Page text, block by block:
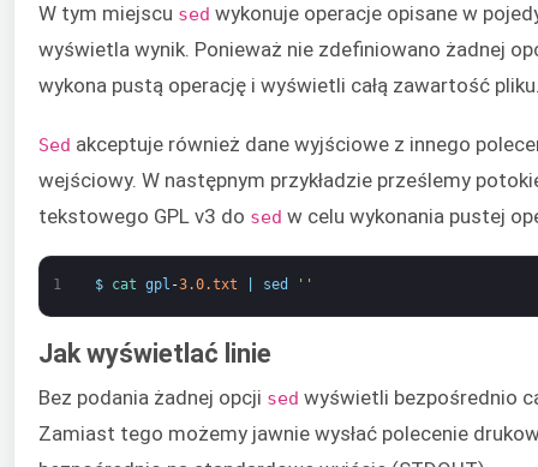
W tym miejscu sed wykonuje operacje opisane w
wyświetla wynik. Ponieważ nie zdefiniowano żadnej
wykona pustą operację i wyświetli całą zawartość
Sed akceptuje również dane wyjściowe z innego
wejściowy. W następnym przykładzie prześlemy
tekstowego GPL v3 do sed w celu wykonania pustej
1 $ cat gpl -3.0.txt sed ''
Jak wyświetlać linie
Bez podania żadnej opcji sed wyświetli bezpośrednio
Zamiast tego możemy jawnie wysłać polecenie